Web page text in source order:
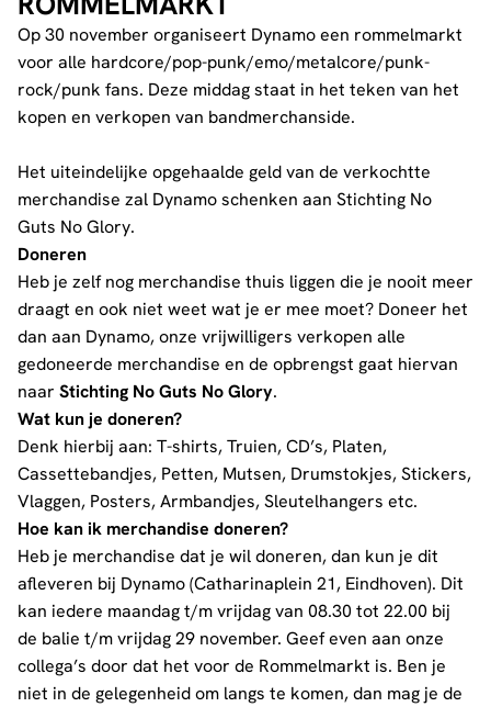
Op 30 november organiseert Dynamo een rommelmarkt
voor alle hardcore/pop-punk/emo/metalcore/punk-
rock/punk fans. Deze middag staat in het teken van het
kopen en verkopen van bandmerchanside.
Het uiteindelijke opgehaalde geld van de verkochtte
merchandise zal Dynamo schenken aan Stichting No
Guts No Glory.
Doneren
Heb je zelf nog merchandise thuis liggen die je nooit meer
draagt en ook niet weet wat je er mee moet? Doneer het
dan aan Dynamo, onze vrijwilligers verkopen alle
gedoneerde merchandise en de opbrengst gaat hiervan
naar Stichting No Guts No Glory.
Wat kun je doneren?
Denk hierbij aan: T-shirts, Truien, CD’s, Platen,
Cassettebandjes, Petten, Mutsen, Drumstokjes, Stickers,
Vlaggen, Posters, Armbandjes, Sleutelhangers etc.
Hoe kan ik merchandise doneren?
Heb je merchandise dat je wil doneren, dan kun je dit
afleveren bij Dynamo (Catharinaplein 21, Eindhoven). Dit
kan iedere maandag t/m vrijdag van 08.30 tot 22.00 bij
de balie t/m vrijdag 29 november. Geef even aan onze
collega’s door dat het voor de Rommelmarkt is. Ben je
niet in de gelegenheid om langs te komen, dan mag je de